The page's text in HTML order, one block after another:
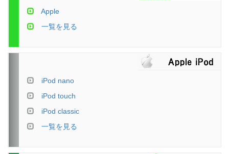
Apple
一覧を見る
iPod nano
iPod touch
iPod classic
一覧を見る